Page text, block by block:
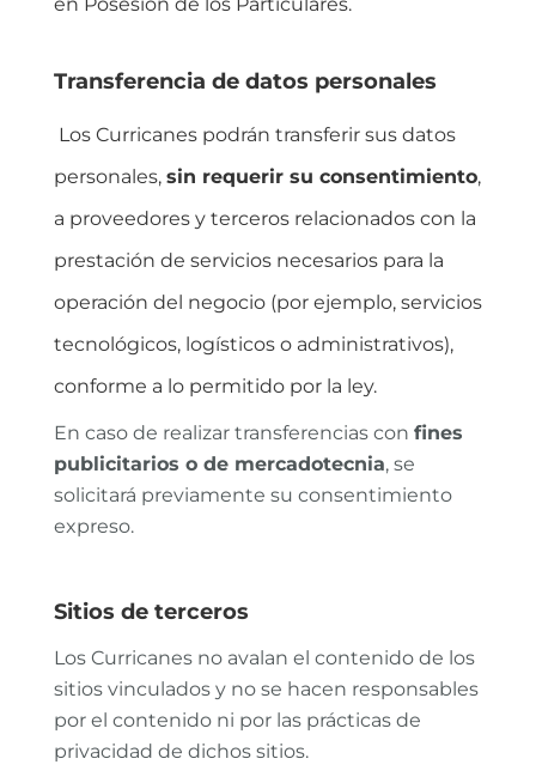
Transferencia de datos personales
Los Curricanes podrán transferir sus datos
personales, sin requerir su consentimiento,
a proveedores y terceros relacionados con la
prestación de servicios necesarios para la
operación del negocio (por ejemplo, servicios
tecnológicos, logísticos o administrativos),
conforme a lo permitido por la ley.
En caso de realizar transferencias con fines
publicitarios o de mercadotecnia, se
solicitará previamente su consentimiento
expreso.
Sitios de terceros
Los Curricanes no avalan el contenido de los
sitios vinculados y no se hacen responsables
por el contenido ni por las prácticas de
privacidad de dichos sitios.